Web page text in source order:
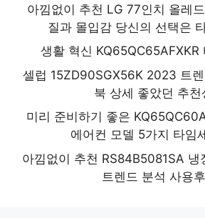
아낌없이 추천 LG 77인치 올레
질과 몰입감 당신의 선택은
생활 혁신 KQ65QC65AFXKR
셀럽 15ZD90SGX56K 2023 트
북 상세 좋았던 추천
미리 준비하기 좋은
에어컨 모델 5가지 타임
아낌없이 추천 RS84B5081SA
트렌드 분석 사용